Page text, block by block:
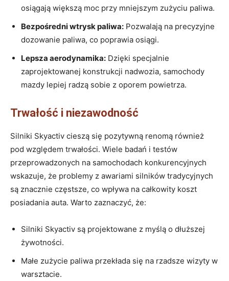
osiągają większą⁢ moc przy⁤ mniejszym zużyciu paliwa.
Bezpośredni ⁣wtrysk paliwa: Pozwalają na​ precyzyjne
dozowanie paliwa, co poprawia‌ osiągi.
Lepsza​ aerodynamika: Dzięki specjalnie
zaprojektowanej konstrukcji ‌nadwozia, samochody
mazdy lepiej ⁣radzą sobie ‍z oporem powietrza.
Trwałość i ​niezawodność
Silniki​ Skyactiv​ cieszą‌ się ‌pozytywną renomą ⁤również
pod względem trwałości. Wiele badań i ‌testów
przeprowadzonych na samochodach konkurencyjnych
wskazuje, ​że problemy z ‍awariami ​silników tradycyjnych
są znacznie‍ częstsze, co wpływa na całkowity koszt⁣
posiadania auta. Warto⁣ zaznaczyć, ​że:
Silniki Skyactiv są projektowane z‌ myślą o dłuższej
żywotności.
Małe zużycie paliwa ⁤przekłada się ‌na ⁤rzadsze ⁣wizyty ‍w
warsztacie.